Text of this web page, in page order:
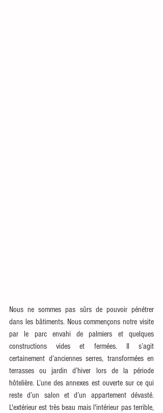
Nous ne sommes pas sûrs de pouvoir pénétrer
dans les bâtiments. Nous commençons notre visite
par le parc envahi de palmiers et quelques
constructions vides et fermées. Il s’agit
certainement d’anciennes serres, transformées en
terrasses ou jardin d’hiver lors de la période
hôtelière. L’une des annexes est ouverte sur ce qui
reste d’un salon et d’un appartement dévasté.
L'extérieur est très beau mais l'intérieur pas terrible,